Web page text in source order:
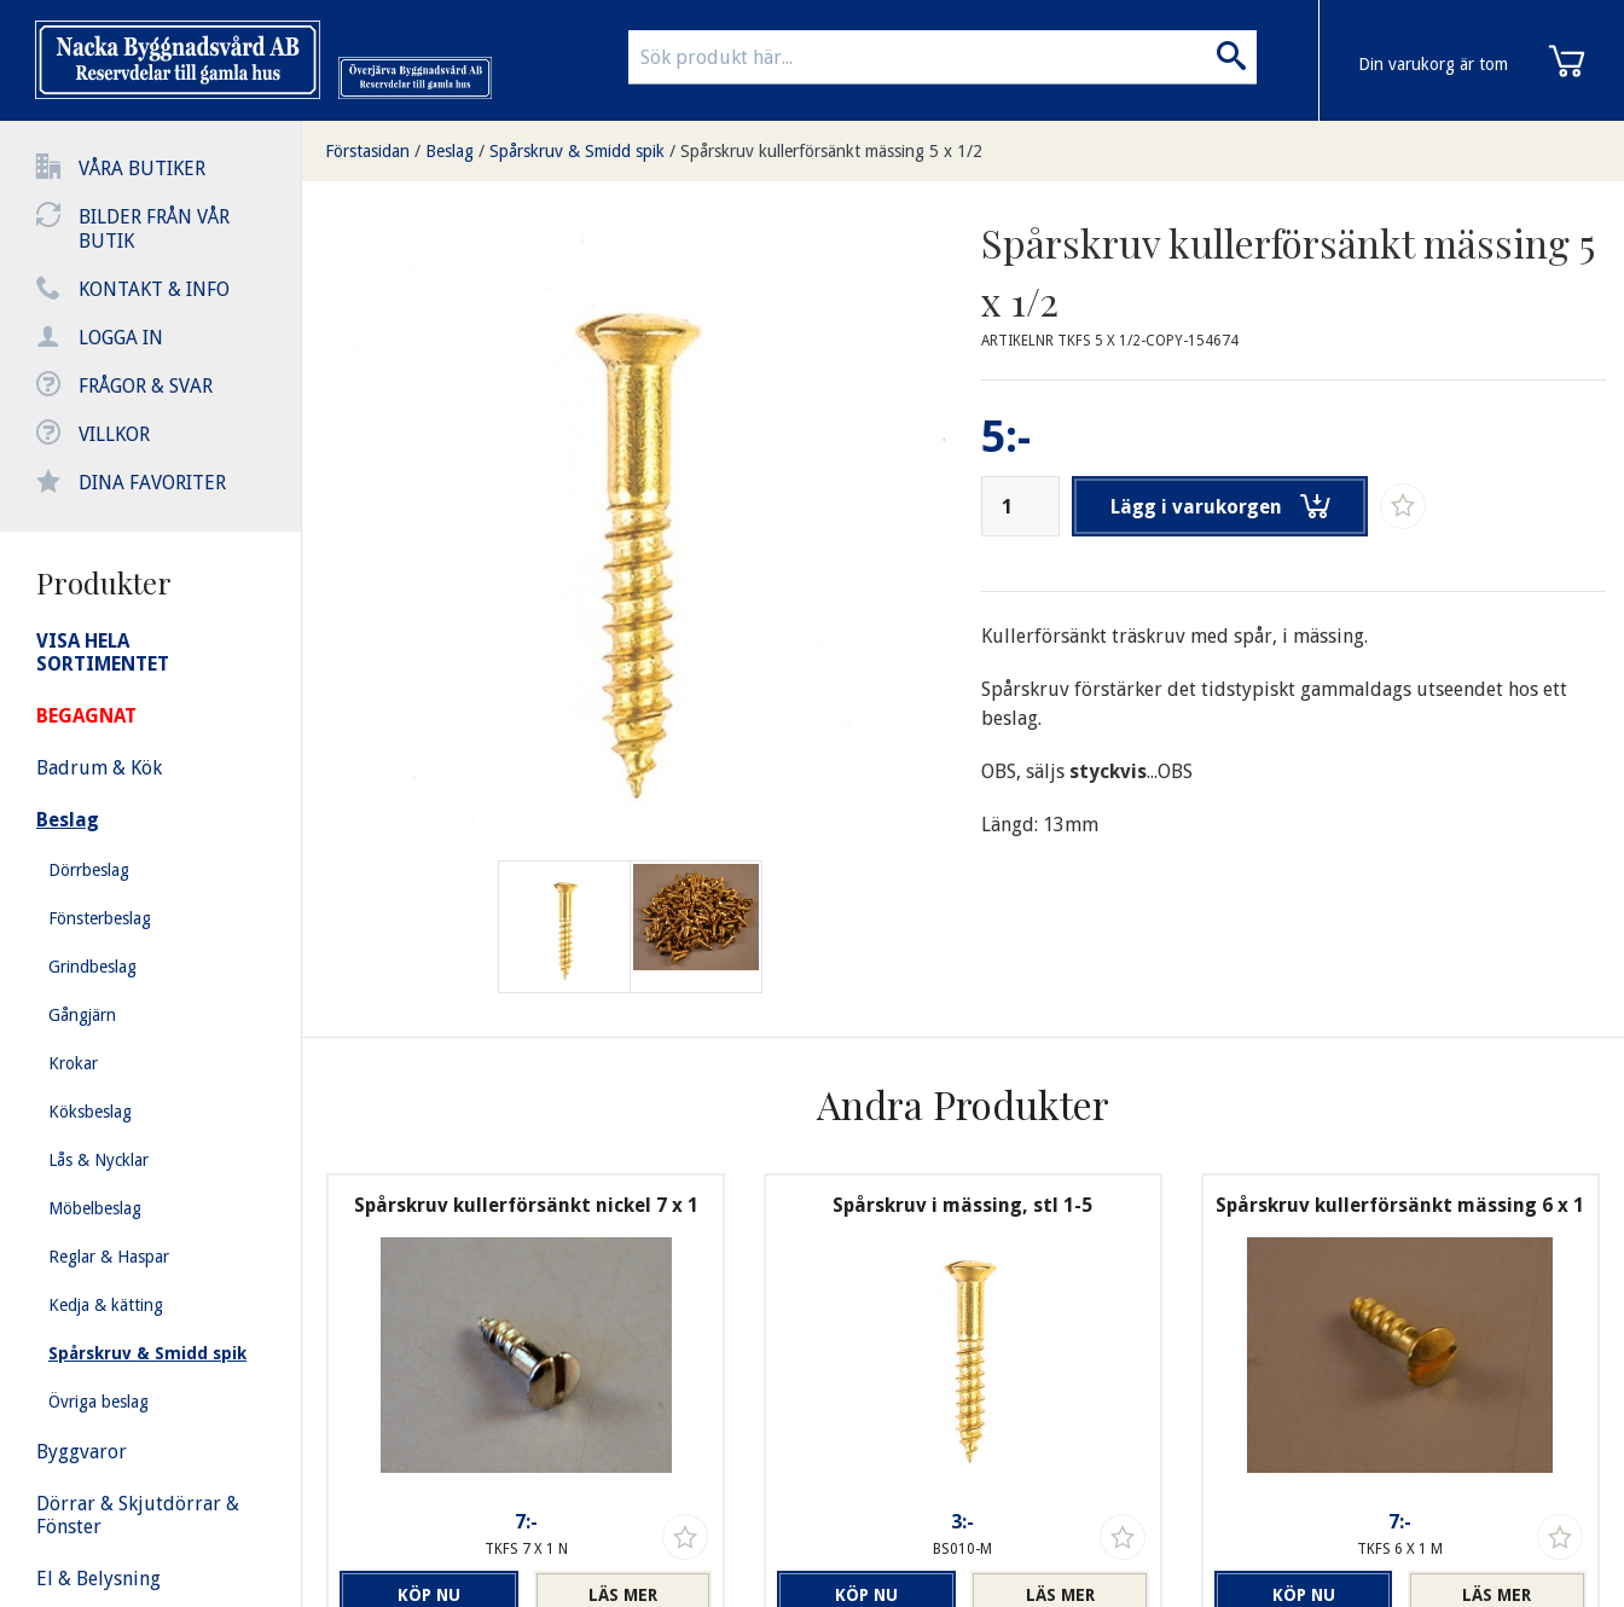
VÅRA BUTIKER
BILDER FRÅN VÅR
BUTIK
KONTAKT & INFO
LOGGA IN
FRÅGOR & SVAR
VILLKOR
DINA FAVORITER
Produkter
VISA HELA
SORTIMENTET
BEGAGNAT
Badrum & Kök
Beslag
Dörrbeslag
Fönsterbeslag
Grindbeslag
Gångjärn
Krokar
Köksbeslag
Lås & Nycklar
Möbelbeslag
Reglar & Haspar
Kedja & kätting
Spårskruv & Smidd spik
Övriga beslag
Byggvaror
Dörrar & Skjutdörrar &
Fönster
El & Belysning
Din varukorg är tom
Förstasidan / Beslag / Spårskruv & Smidd spik / Spårskruv kullerförsänkt mässing 5 x 1/2
Spårskruv kullerförsänkt mässing 5
x 1/2
ARTIKELNR TKFS 5 X 1/2-COPY-154674
5:-
Lägg i varukorgen
Kullerförsänkt träskruv med spår, i mässing.
Spårskruv förstärker det tidstypiskt gammaldags utseendet hos ett
beslag.
OBS, säljs styckvis...OBS
Längd: 13mm
Andra Produkter
Spårskruv kullerförsänkt nickel 7 x 1
7:-
TKFS 7 X 1 N
LÄS MER
KÖP NU
Spårskruv i mässing, stl 1-5
3:-
BS010-M
LÄS MER
KÖP NU
Spårskruv kullerförsänkt mässing 6 x 1
7:-
TKFS 6 X 1 M
LÄS MER
KÖP NU